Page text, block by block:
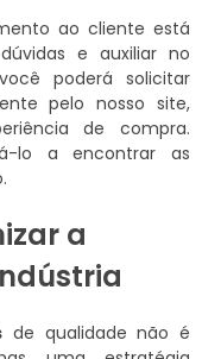
ao cliente está
e auxiliar no
poderá solicitar
pelo nosso site,
de compra.
lo a encontrar as
a
de qualidade não é